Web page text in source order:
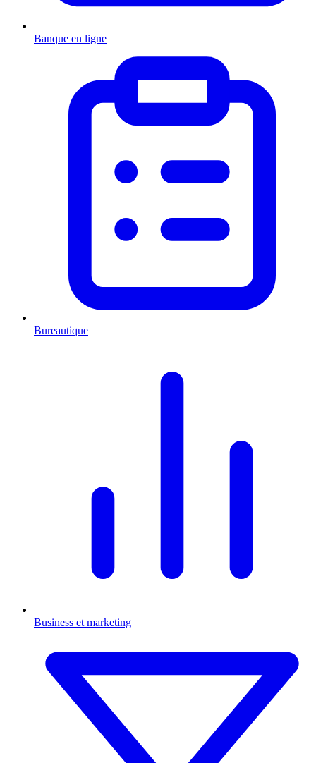
Banque en ligne
Bureautique
Business et marketing